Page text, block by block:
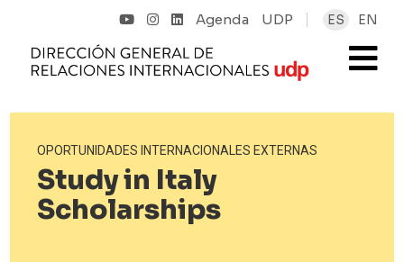
Agenda UDP ES EN
OPORTUNIDADES INTERNACIONALES EXTERNAS
Study in Italy
Scholarships